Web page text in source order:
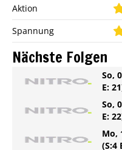
Aktion
Spannung
Nächste Folgen
So,
E:
So,
E:
Mo,
(S:4